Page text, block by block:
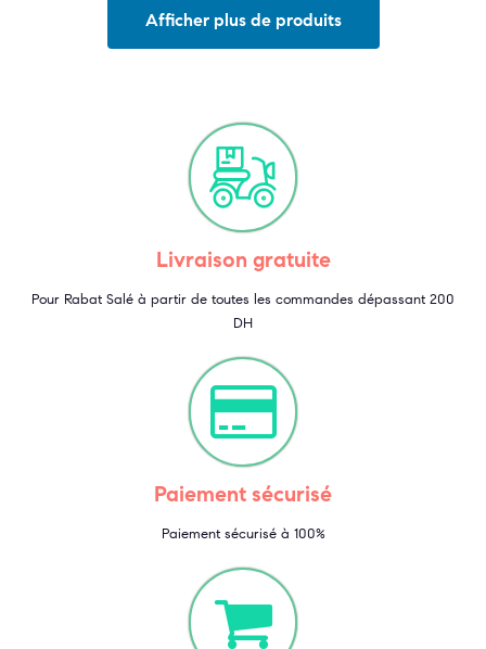
Afficher plus de produits
Livraison gratuite
Pour Rabat Salé à partir de toutes les commandes dépassant 200
DH
Paiement sécurisé
Paiement sécurisé à 100%